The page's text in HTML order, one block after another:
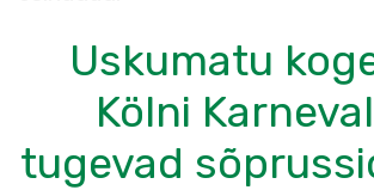
Uskumatu
Kölni
tugevad